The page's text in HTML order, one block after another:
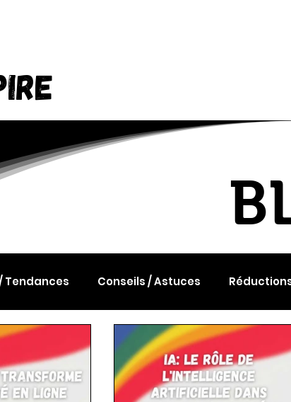
Tendances Conseils / Astuces
Réseaux Sociaux E-commerce